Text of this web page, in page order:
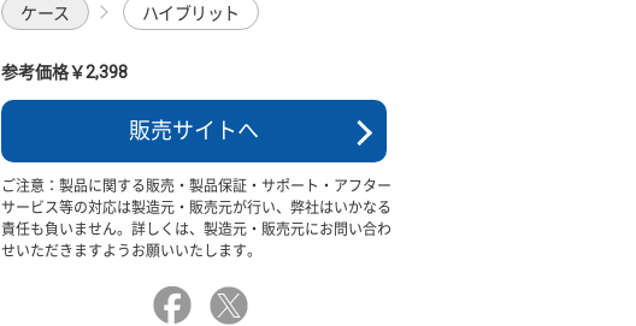
ケース ハイブリット
参考価格￥2,398
販売サイトへ
ご注意：製品に関する販売・製品保証・サポート・アフター
サービス等の対応は製造元・販売元が行い、弊社はいかなる
責任も負いません。詳しくは、製造元・販売元にお問い合わ
せいただきますようお願いいたします。